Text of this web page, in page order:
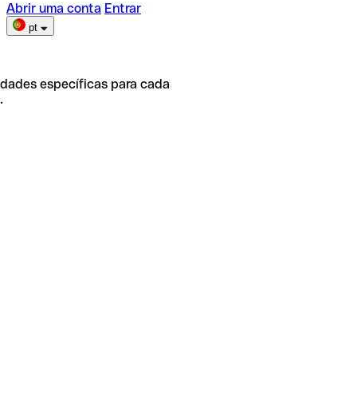
Abrir uma conta Entrar
pt
específicas para cada